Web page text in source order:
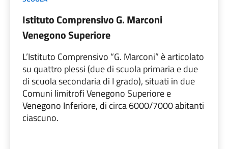
Istituto Comprensivo G. Marconi
Venegono Superiore
L’Istituto Comprensivo “G. Marconi” è articolato
su quattro plessi (due di scuola primaria e due
di scuola secondaria di I grado), situati in due
Comuni limitrofi Venegono Superiore e
Venegono Inferiore, di circa 6000/7000 abitanti
ciascuno.